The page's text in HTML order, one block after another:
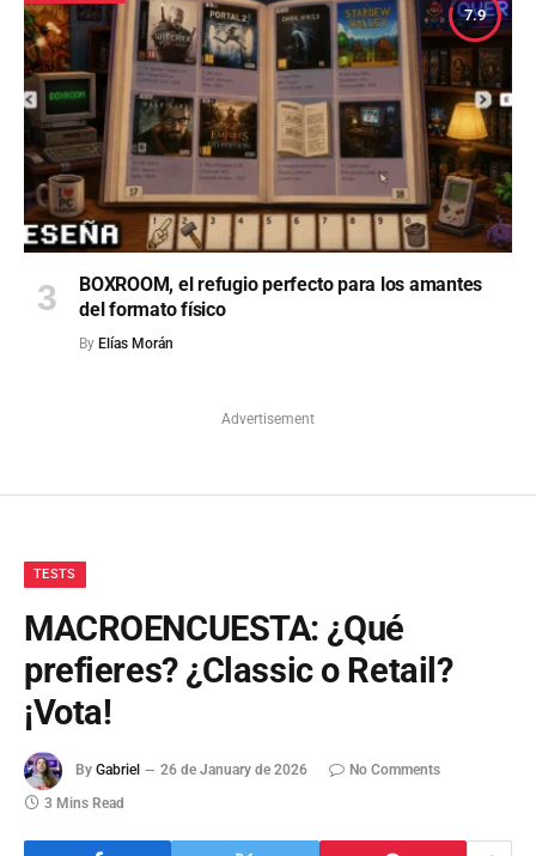
7.9
BOXROOM, el refugio perfecto para los amantes
del formato físico
By Elías Morán
Advertisement
TESTS
MACROENCUESTA: ¿Qué
prefieres? ¿Classic o Retail?
¡Vota!
By Gabriel 26 de January de 2026
No Comments
3 Mins Read